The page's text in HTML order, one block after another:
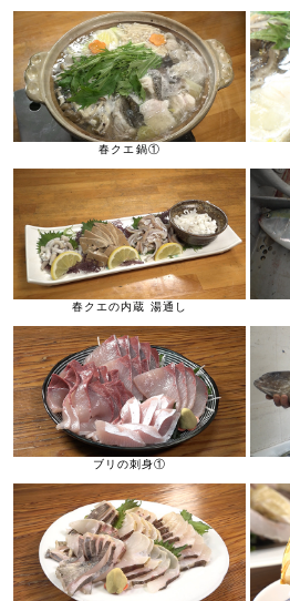
春クエ鍋①
春クエの内蔵 湯通し
ブリの刺身①